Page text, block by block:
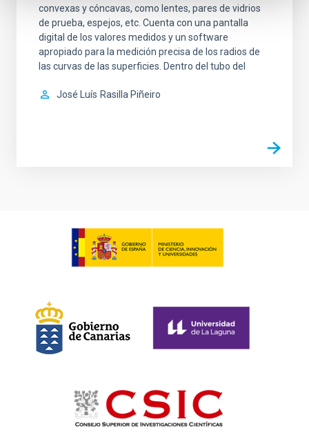
convexas y cóncavas, como lentes, pares de vidrios
de prueba, espejos, etc. Cuenta con una pantalla
digital de los valores medidos y un software
apropiado para la medición precisa de los radios de
las curvas de las superficies. Dentro del tubo del
José Luís Rasilla Piñeiro